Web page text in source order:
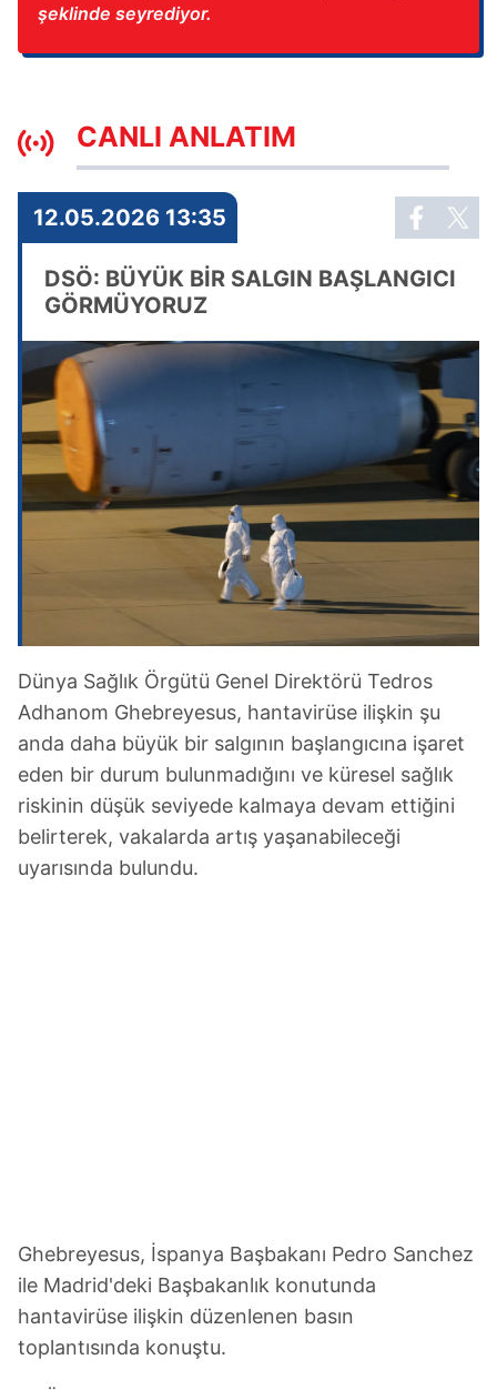
şeklinde seyrediyor.
CANLI ANLATIM
12.05.2026 13:35
DSÖ: BÜYÜK BİR SALGIN BAŞLANGICI
GÖRMÜYORUZ
Dünya Sağlık Örgütü Genel Direktörü ​​​​​​​Tedros
Adhanom Ghebreyesus, hantavirüse ilişkin şu
anda daha büyük bir salgının başlangıcına işaret
eden bir durum bulunmadığını ve küresel sağlık
riskinin düşük seviyede kalmaya devam ettiğini
belirterek, vakalarda artış yaşanabileceği
uyarısında bulundu.
Ghebreyesus, İspanya Başbakanı Pedro Sanchez
ile Madrid'deki Başbakanlık konutunda
hantavirüse ilişkin düzenlenen basın
toplantısında konuştu.